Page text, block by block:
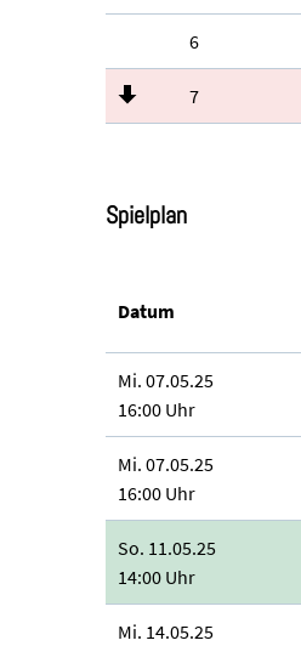
6
7
Spielplan
Datum
Mi. 07.05.25
16:00 Uhr
Mi. 07.05.25
16:00 Uhr
So. 11.05.25
14:00 Uhr
Mi. 14.05.25